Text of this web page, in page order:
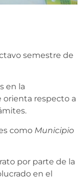
semestre de
en la
respecto a
como Municipio
por parte de la
en el